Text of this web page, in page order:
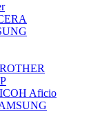
Aficio